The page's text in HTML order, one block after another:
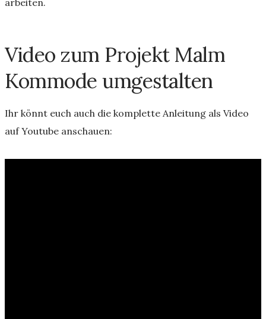
arbeiten.
Video zum Projekt Malm
Kommode umgestalten
Ihr könnt euch auch die komplette Anleitung als Video
auf Youtube anschauen: